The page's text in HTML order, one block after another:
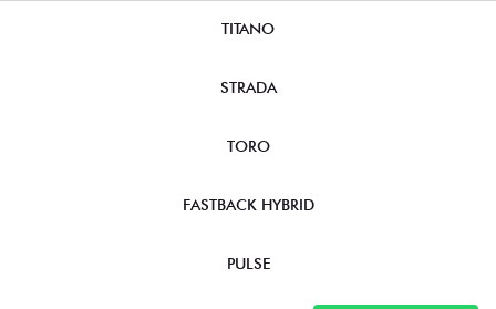
TITANO
STRADA
TORO
FASTBACK HYBRID
PULSE